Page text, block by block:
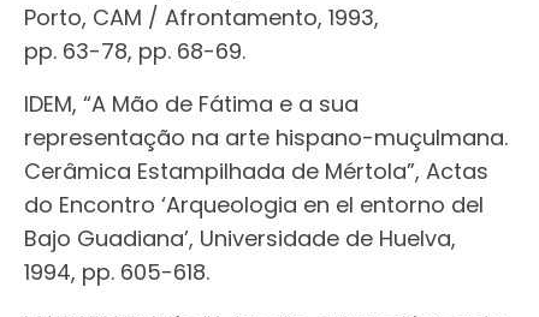
Porto, CAM / Afrontamento, 1993,
pp. 63-78, pp. 68-69.
IDEM, “A Mão de Fátima e a sua
representação na arte hispano-muçulmana.
Cerâmica Estampilhada de Mértola”, Actas
do Encontro ‘Arqueologia en el entorno del
Bajo Guadiana’, Universidade de Huelva,
1994, pp. 605-618.